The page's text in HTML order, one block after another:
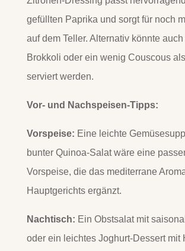
gefüllten Paprika und sorgt für noch
auf dem Teller. Alternativ könnte
Brokkoli oder ein wenig Couscous
serviert werden.
Vor- und Nachspeisen-Tipps:
Vorspeise: Eine leichte
bunter Quinoa-Salat wäre eine
Vorspeise, die das mediterrane
Hauptgerichts ergänzt.
Nachtisch: Ein Obstsalat mit
oder ein leichtes Joghurt-Dessert mit